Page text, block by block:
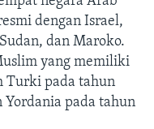
dengan Israel,
dan Maroko.
yang memiliki
Turki pada tahun
Yordania pada tahun